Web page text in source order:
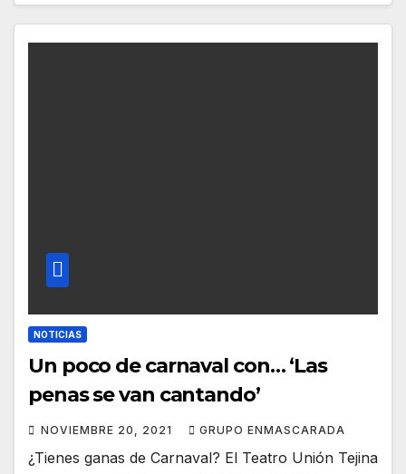
NOTICIAS
Un poco de carnaval con… ‘Las
penas se van cantando’
NOVIEMBRE 20, 2021 GRUPO ENMASCARADA
¿Tienes ganas de Carnaval? El Teatro Unión Tejina